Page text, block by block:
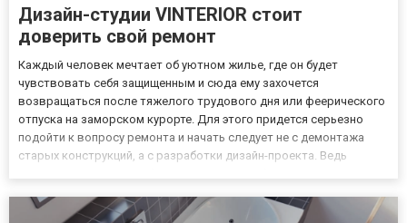
Дизайн-студии VINTERIOR стоит
доверить свой ремонт
Каждый человек мечтает об уютном жилье, где он будет
чувствовать себя защищенным и сюда ему захочется
возвращаться после тяжелого трудового дня или феерического
отпуска на заморском курорте. Для этого придется серьезно
подойти к вопросу ремонта и начать следует не с демонтажа
старых конструкций, а с разработки дизайн-проекта. Ведь
что он хот...